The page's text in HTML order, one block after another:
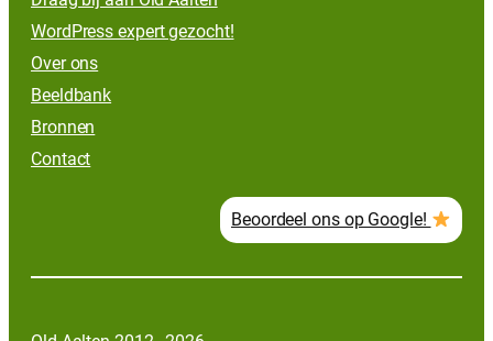
WordPress expert gezocht!
Over ons
Beeldbank
Bronnen
Contact
Beoordeel ons op Google!